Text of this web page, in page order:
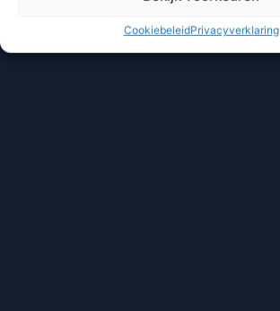
CookiebeleidPrivacyverklaring